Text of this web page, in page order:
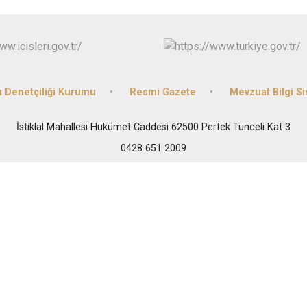
Pülümür
Denetçiliği Kurumu Resmi Gazete Mevzuat Bilgi
İstiklal Mahallesi Hükümet Caddesi 62500 Pertek Tunceli Kat 3
0428 651 2009